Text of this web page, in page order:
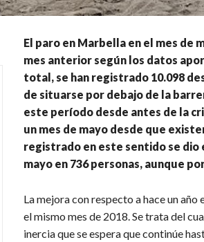
El paro en Marbella en el mes de
mes anterior según los datos
total, se han registrado 10.098
de situarse por debajo de la
este período desde antes de la
un mes de mayo desde que
registrado en este sentido se dio
mayo en 736 personas, aunque
La mejora con respecto a hace un
el mismo mes de 2018. Se trata del
inercia que se espera que continúe